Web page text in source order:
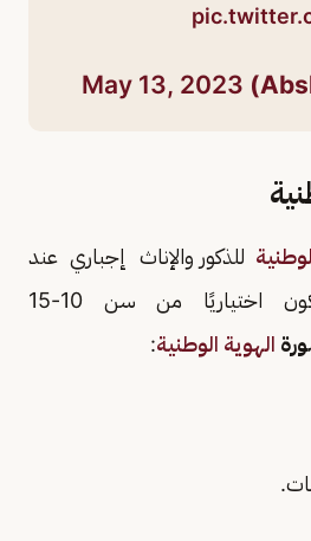
May 13, 2023
للذكور والإناث إجباري عند
إتمام 15 سنة، ويكون اختياريًا من سن 10-15
الهوية الوطنية: